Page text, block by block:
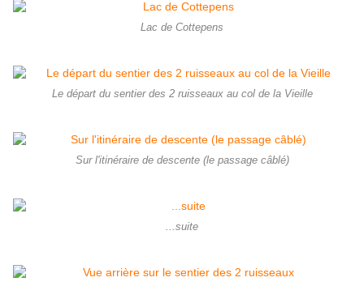
Lac de Cottepens
Le départ du sentier des 2 ruisseaux au col de la Vieille
Sur l'itinéraire de descente (le passage câblé)
...suite